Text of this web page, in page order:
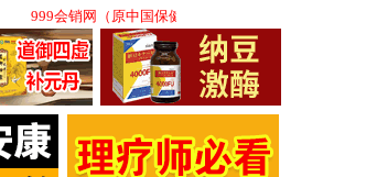
999会销网（原中国保健品会销网）(www.bjphxw.com)